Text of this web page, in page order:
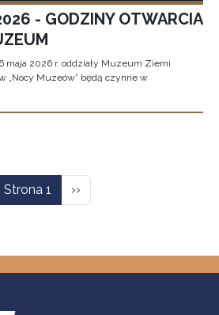
- GODZINY OTWARCIA
maja 2026 r. oddziały Muzeum Ziemi
„Nocy Muzeów” będą czynne w
Strona 1 Następna strona
››